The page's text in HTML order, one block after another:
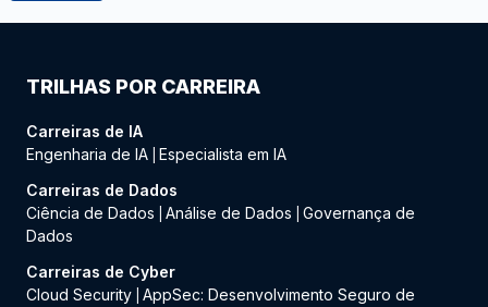
TRILHAS POR CARREIRA
Carreiras de IA
Engenharia de IA Especialista em IA
Carreiras de Dados
Ciência de Dados
Análise de Dados
Governança de
Dados
Carreiras de Cyber
Cloud Security AppSec: Desenvolvimento Seguro de